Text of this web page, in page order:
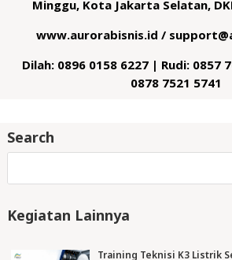
Minggu, Kota Jakarta Selatan,
www.aurorabisnis.id /
Dilah: 0896 0158 6227 | Rudi: 0857
0878 7521 5741
Search
Kegiatan Lainnya
Training Teknisi K3 Listrik